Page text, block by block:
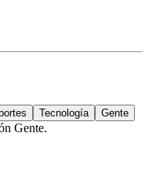
Tecnología Gente
Gente.